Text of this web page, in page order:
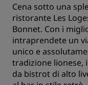
Cena sotto una
ristorante Les
Bonnet. Con i
intraprendete un
unico e
tradizione lionese,
da bistrot di alto